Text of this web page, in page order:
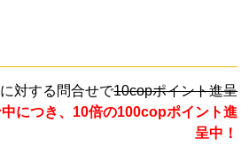
対する問合せで10copポイント進呈
につき、10倍の100copポイント進
呈中！